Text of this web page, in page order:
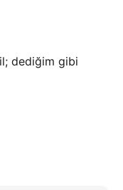
dediğim gibi